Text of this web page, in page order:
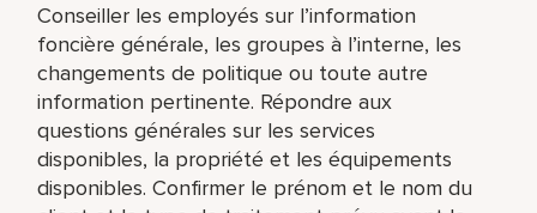
Conseiller les employés sur l’information
foncière générale, les groupes à l’interne, les
changements de politique ou toute autre
information pertinente. Répondre aux
questions générales sur les services
disponibles, la propriété et les équipements
disponibles. Confirmer le prénom et le nom du